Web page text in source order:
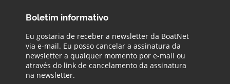
Boletim informativo
Eu gostaria de receber a newsletter da BoatNet
via e-mail. Eu posso cancelar a assinatura da
newsletter a qualquer momento por e-mail ou
através do link de cancelamento da assinatura
na newsletter.